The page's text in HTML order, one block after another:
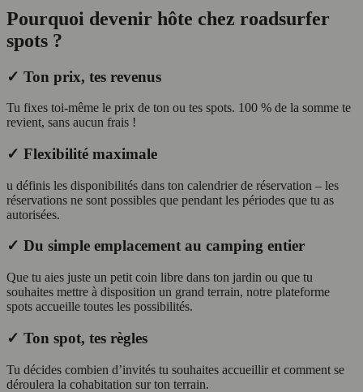
Pourquoi devenir hôte chez roadsurfer
spots ?
✓ Ton prix, tes revenus
Tu fixes toi-même le prix de ton ou tes spots. 100 % de la somme te
revient, sans aucun frais !
✓ Flexibilité maximale
u définis les disponibilités dans ton calendrier de réservation – les
réservations ne sont possibles que pendant les périodes que tu as
autorisées.
✓ Du simple emplacement au camping entier
Que tu aies juste un petit coin libre dans ton jardin ou que tu
souhaites mettre à disposition un grand terrain, notre plateforme
spots accueille toutes les possibilités.
✓ Ton spot, tes règles
Tu décides combien d’invités tu souhaites accueillir et comment se
déroulera la cohabitation sur ton terrain.